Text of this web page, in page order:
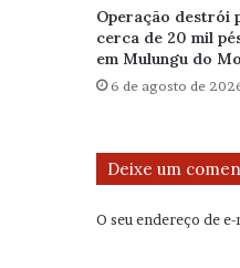
Operação destrói
cerca de 20 mil
em Mulungu do
6 de agosto de
Deixe um
O seu endereço de